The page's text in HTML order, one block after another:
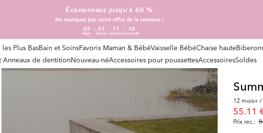
Économisez jusqu’à 60 %
Ne manquez pas notre offre de la semaine !
03
days
01
hours
11
minutes
37
seconds
les Plus BasBain et SoinsFavoris Maman & BébéVaisselle BébéChaise haute
Anneaux de dentitionNouveau-néAccessoires pour poussettesAccessoiresSoldes
12 mois+ /
Prix rec.:
55.11